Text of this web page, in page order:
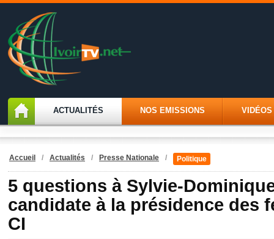
ACTUALITÉS NOS EMISSIONS VIDÉOS
Accueil / Actualités / Presse Nationale / Politique
5 questions à Sylvie-
candidate à la présidence des
CI